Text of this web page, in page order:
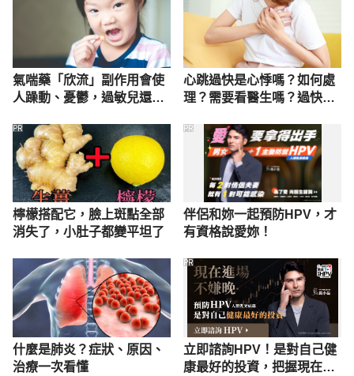
氣喘藥「欣流」副作用會使
人躁動、憂鬱，過敏兒還能
心跳過快是心悸嗎？如何處
理？需要看醫生嗎？過快原
檸檬搭配它，臉上斑點全部
消失了，小肚子都變平坦了
PR
伴侶和妳一起預防HPV，才
有資格說愛妳！
PR
什麼是肺炎？症狀、原因、
治療一次看懂
立即諮詢HPV！是對自己健
康最好的投資，把握現在不
PR